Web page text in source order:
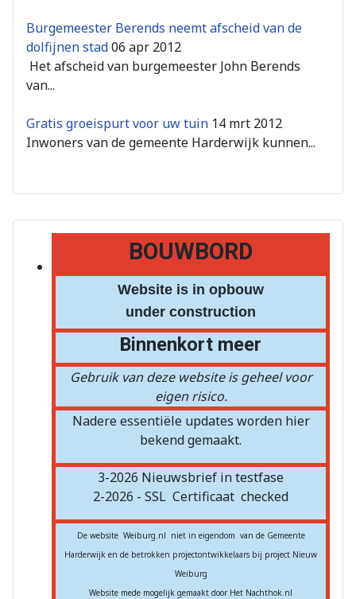
BOUWBORD
Website is in opbouw
under construction
Binnenkort meer
Gebruik van deze website is geheel voor
eigen risico.
Nadere essentiële updates worden hier
bekend gemaakt.
3-2026 Nieuwsbrief in testfase
2-2026 - SSL Certificaat checked
De website Weiburg.nl niet in eigendom van de Gemeente
Harderwijk en de betrokken projectontwikkelaars bij project Nieuw
Weiburg
Website mede mogelijk gemaakt door Het Nachthok.nl
Burgemeester Berends neemt afscheid van de
dolfijnen stad06 apr 2012
Het afscheid van burgemeester John Berends
van...
Gratis groeispurt voor uw tuin 14 mrt 2012
Inwoners van de gemeente Harderwijk kunnen...